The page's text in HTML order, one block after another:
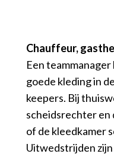
Chauffeur,
Een
goede kleding in
keepers. Bij
scheidsrechter en
of de kleedkamer
Uitwedstrijden zijn